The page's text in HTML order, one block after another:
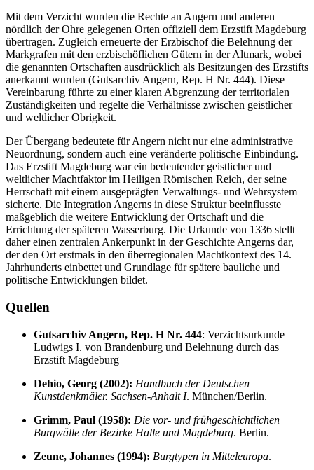
Mit dem Verzicht wurden die Rechte an Angern und anderen
nördlich der Ohre gelegenen Orten offiziell dem Erzstift Magdeburg
übertragen. Zugleich erneuerte der Erzbischof die Belehnung der
Markgrafen mit den erzbischöflichen Gütern in der Altmark, wobei
die genannten Ortschaften ausdrücklich als Besitzungen des Erzstifts
anerkannt wurden (Gutsarchiv Angern, Rep. H Nr. 444). Diese
Vereinbarung führte zu einer klaren Abgrenzung der territorialen
Zuständigkeiten und regelte die Verhältnisse zwischen geistlicher
und weltlicher Obrigkeit.
Der Übergang bedeutete für Angern nicht nur eine administrative
Neuordnung, sondern auch eine veränderte politische Einbindung.
Das Erzstift Magdeburg war ein bedeutender geistlicher und
weltlicher Machtfaktor im Heiligen Römischen Reich, der seine
Herrschaft mit einem ausgeprägten Verwaltungs- und Wehrsystem
sicherte. Die Integration Angerns in diese Struktur beeinflusste
maßgeblich die weitere Entwicklung der Ortschaft und die
Errichtung der späteren Wasserburg. Die Urkunde von 1336 stellt
daher einen zentralen Ankerpunkt in der Geschichte Angerns dar,
der den Ort erstmals in den überregionalen Machtkontext des 14.
Jahrhunderts einbettet und Grundlage für spätere bauliche und
politische Entwicklungen bildet.
Quellen
Gutsarchiv Angern, Rep. H Nr. 444: Verzichtsurkunde
Ludwigs I. von Brandenburg und Belehnung durch das
Erzstift Magdeburg
Dehio, Georg (2002): Handbuch der Deutschen
Kunstdenkmäler. Sachsen-Anhalt I. München/Berlin.
Grimm, Paul (1958): Die vor- und frühgeschichtlichen
Burgwälle der Bezirke Halle und Magdeburg. Berlin.
Zeune, Johannes (1994): Burgtypen in Mitteleuropa.